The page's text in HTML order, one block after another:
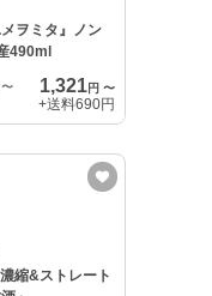
ヲミタ』ノン
490ml
〜 1,321円 〜
+送料690円
&ストレート